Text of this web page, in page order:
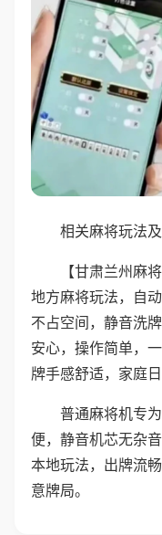
相关麻将玩法
【甘肃兰州麻
地方麻将玩法，自
不占空间，静音洗
安心，操作简单，
牌手感舒适，家庭
普通麻将机专
便，静音机芯无杂
本地玩法，出牌流
意牌局。